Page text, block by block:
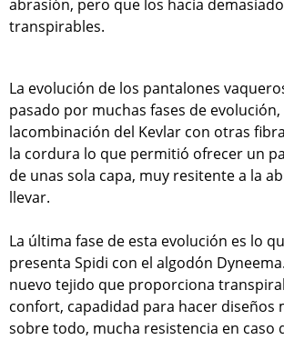
abrasión, pero que los hacía
transpirables.
La evolución de los pantalones
pasado por muchas fases de
lacombinación del Kevlar con otras
la cordura lo que permitió ofrecer un
de unas sola capa, muy resitente a la
llevar.
La última fase de esta evolución es lo
presenta Spidi con el algodón
nuevo tejido que proporciona
confort, capadidad para hacer diseños
sobre todo, mucha resistencia en caso